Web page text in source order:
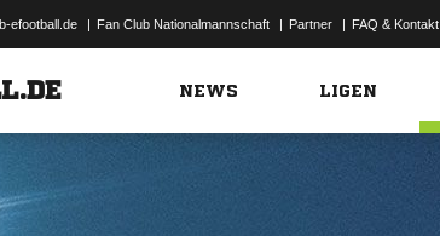
efootball.de | Fan Club Nationalmannschaft | Partner | FAQ & Kontakt
NEWS LIGEN